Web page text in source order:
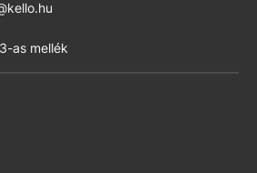
as mellék